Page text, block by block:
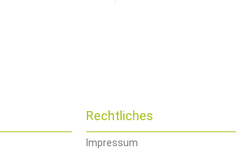
Rechtliches
Impressum